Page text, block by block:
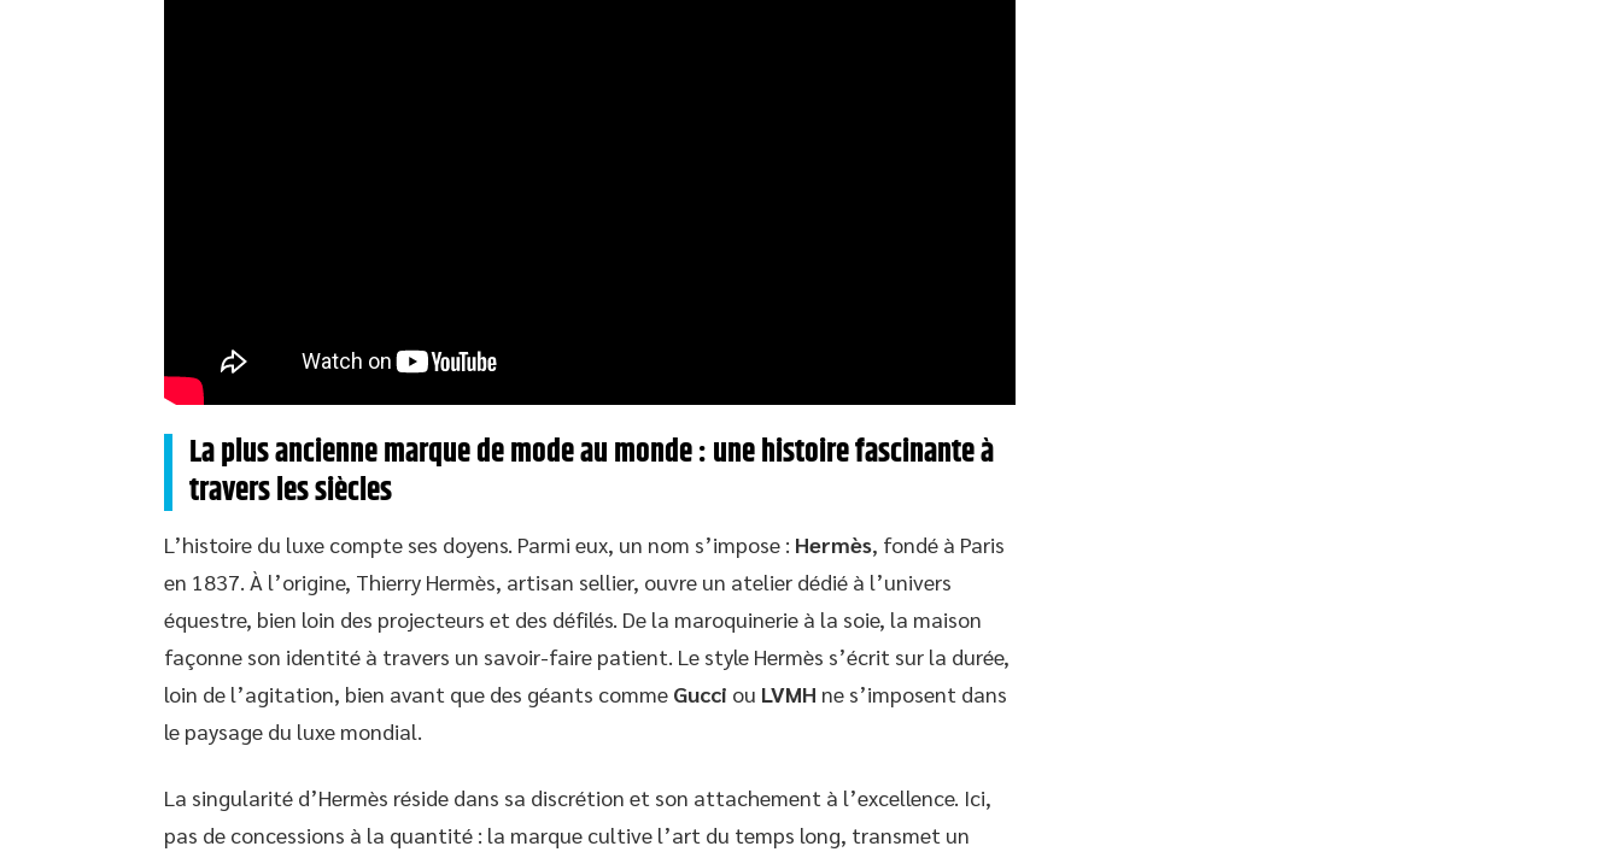
La plus ancienne marque de mode au monde : une histoire fascinante à
travers les siècles
L’histoire du luxe compte ses doyens. Parmi eux, un nom s’impose : Hermès, fondé à Paris
en 1837. À l’origine, Thierry Hermès, artisan sellier, ouvre un atelier dédié à l’univers
équestre, bien loin des projecteurs et des défilés. De la maroquinerie à la soie, la maison
façonne son identité à travers un savoir-faire patient. Le style Hermès s’écrit sur la durée,
loin de l’agitation, bien avant que des géants comme Gucci ou LVMH ne s’imposent dans
le paysage du luxe mondial.
La singularité d’Hermès réside dans sa discrétion et son attachement à l’excellence. Ici,
pas de concessions à la quantité : la marque cultive l’art du temps long, transmet un